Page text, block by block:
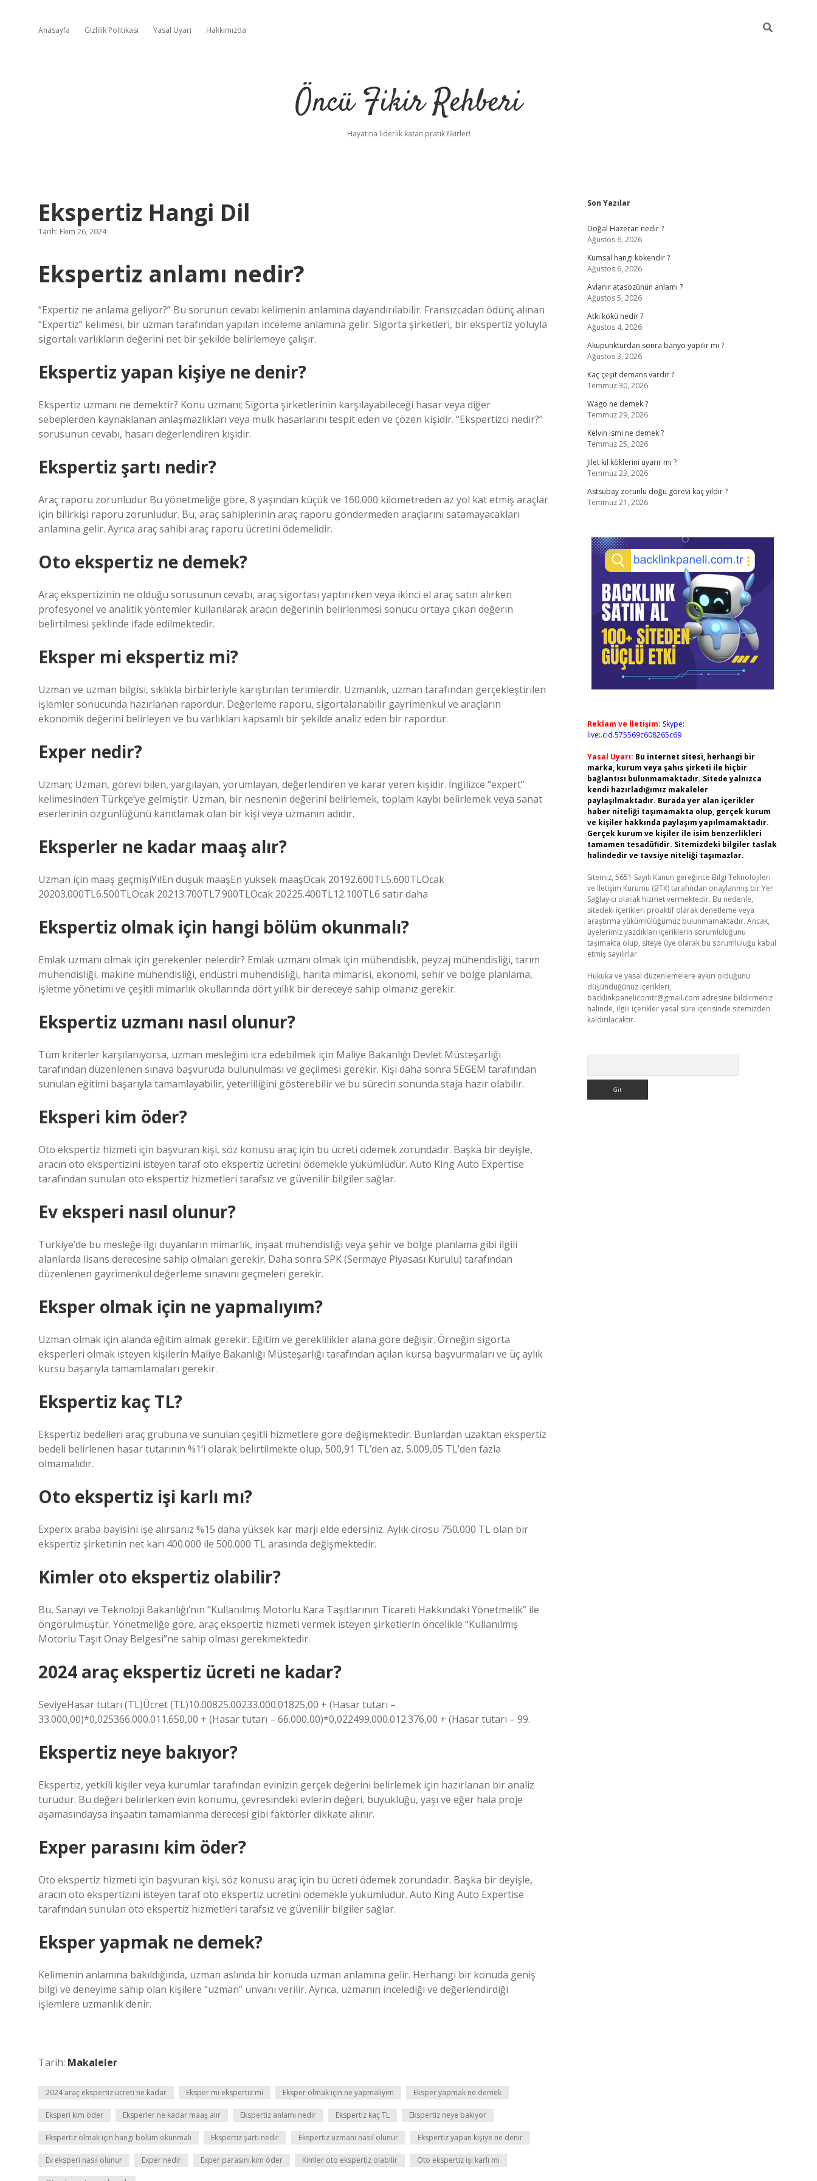
Anasayfa Gizlilik Politikası Yasal Uyarı Hakkımızda
Öncü Fikir Rehberi
Hayatına liderlik katan pratik fikirler!
Ekspertiz Hangi Dil
Tarih: Ekim 26, 2024
Ekspertiz anlamı nedir?
“Expertiz ne anlama geliyor?” Bu sorunun cevabı kelimenin anlamına dayandırılabilir. Fransızcadan ödünç alınan
“Expertiz” kelimesi, bir uzman tarafından yapılan inceleme anlamına gelir. Sigorta şirketleri, bir ekspertiz yoluyla
sigortalı varlıkların değerini net bir şekilde belirlemeye çalışır.
Ekspertiz yapan kişiye ne denir?
Ekspertiz uzmanı ne demektir? Konu uzmanı; Sigorta şirketlerinin karşılayabileceği hasar veya diğer
sebeplerden kaynaklanan anlaşmazlıkları veya mülk hasarlarını tespit eden ve çözen kişidir. “Ekspertizci nedir?”
sorusunun cevabı, hasarı değerlendiren kişidir.
Ekspertiz şartı nedir?
Araç raporu zorunludur Bu yönetmeliğe göre, 8 yaşından küçük ve 160.000 kilometreden az yol kat etmiş araçlar
için bilirkişi raporu zorunludur. Bu, araç sahiplerinin araç raporu göndermeden araçlarını satamayacakları
anlamına gelir. Ayrıca araç sahibi araç raporu ücretini ödemelidir.
Oto ekspertiz ne demek?
Araç ekspertizinin ne olduğu sorusunun cevabı, araç sigortası yaptırırken veya ikinci el araç satın alırken
profesyonel ve analitik yöntemler kullanılarak aracın değerinin belirlenmesi sonucu ortaya çıkan değerin
belirtilmesi şeklinde ifade edilmektedir.
Eksper mi ekspertiz mi?
Uzman ve uzman bilgisi, sıklıkla birbirleriyle karıştırılan terimlerdir. Uzmanlık, uzman tarafından gerçekleştirilen
işlemler sonucunda hazırlanan rapordur. Değerleme raporu, sigortalanabilir gayrimenkul ve araçların
ekonomik değerini belirleyen ve bu varlıkları kapsamlı bir şekilde analiz eden bir rapordur.
Exper nedir?
Uzman; Uzman, görevi bilen, yargılayan, yorumlayan, değerlendiren ve karar veren kişidir. İngilizce “expert”
kelimesinden Türkçe’ye gelmiştir. Uzman, bir nesnenin değerini belirlemek, toplam kaybı belirlemek veya sanat
eserlerinin özgünlüğünü kanıtlamak olan bir kişi veya uzmanın adıdır.
Eksperler ne kadar maaş alır?
Uzman için maaş geçmişiYılEn düşük maaşEn yüksek maaşOcak 20192.600TL5.600TLOcak
20203.000TL6.500TLOcak 20213.700TL7.900TLOcak 20225.400TL12.100TL6 satır daha
Ekspertiz olmak için hangi bölüm okunmalı?
Emlak uzmanı olmak için gerekenler nelerdir? Emlak uzmanı olmak için mühendislik, peyzaj mühendisliği, tarım
mühendisliği, makine mühendisliği, endüstri mühendisliği, harita mimarisi, ekonomi, şehir ve bölge planlama,
işletme yönetimi ve çeşitli mimarlık okullarında dört yıllık bir dereceye sahip olmanız gerekir.
Ekspertiz uzmanı nasıl olunur?
Tüm kriterler karşılanıyorsa, uzman mesleğini icra edebilmek için Maliye Bakanlığı Devlet Müsteşarlığı
tarafından düzenlenen sınava başvuruda bulunulması ve geçilmesi gerekir. Kişi daha sonra SEGEM tarafından
sunulan eğitimi başarıyla tamamlayabilir, yeterliliğini gösterebilir ve bu sürecin sonunda staja hazır olabilir.
Eksperi kim öder?
Oto ekspertiz hizmeti için başvuran kişi, söz konusu araç için bu ücreti ödemek zorundadır. Başka bir deyişle,
aracın oto ekspertizini isteyen taraf oto ekspertiz ücretini ödemekle yükümlüdür. Auto King Auto Expertise
tarafından sunulan oto ekspertiz hizmetleri tarafsız ve güvenilir bilgiler sağlar.
Ev eksperi nasıl olunur?
Türkiye’de bu mesleğe ilgi duyanların mimarlık, inşaat mühendisliği veya şehir ve bölge planlama gibi ilgili
alanlarda lisans derecesine sahip olmaları gerekir. Daha sonra SPK (Sermaye Piyasası Kurulu) tarafından
düzenlenen gayrimenkul değerleme sınavını geçmeleri gerekir.
Eksper olmak için ne yapmalıyım?
Uzman olmak için alanda eğitim almak gerekir. Eğitim ve gereklilikler alana göre değişir. Örneğin sigorta
eksperleri olmak isteyen kişilerin Maliye Bakanlığı Müsteşarlığı tarafından açılan kursa başvurmaları ve üç aylık
kursu başarıyla tamamlamaları gerekir.
Ekspertiz kaç TL?
Ekspertiz bedelleri araç grubuna ve sunulan çeşitli hizmetlere göre değişmektedir. Bunlardan uzaktan ekspertiz
bedeli belirlenen hasar tutarının %1’i olarak belirtilmekte olup, 500,91 TL’den az, 5.009,05 TL’den fazla
olmamalıdır.
Oto ekspertiz işi karlı mı?
Experix araba bayisini işe alırsanız %15 daha yüksek kar marjı elde edersiniz. Aylık cirosu 750.000 TL olan bir
ekspertiz şirketinin net karı 400.000 ile 500.000 TL arasında değişmektedir.
Kimler oto ekspertiz olabilir?
Bu, Sanayi ve Teknoloji Bakanlığı’nın “Kullanılmış Motorlu Kara Taşıtlarının Ticareti Hakkındaki Yönetmelik” ile
öngörülmüştür. Yönetmeliğe göre, araç ekspertiz hizmeti vermek isteyen şirketlerin öncelikle “Kullanılmış
Motorlu Taşıt Onay Belgesi”ne sahip olması gerekmektedir.
2024 araç ekspertiz ücreti ne kadar?
SeviyeHasar tutarı (TL)Ücret (TL)10.00825.00233.000.01825,00 + (Hasar tutarı –
33.000,00)*0,025366.000.011.650,00 + (Hasar tutarı – 66.000,00)*0,022499.000.012.376,00 + (Hasar tutarı – 99.
Ekspertiz neye bakıyor?
Ekspertiz, yetkili kişiler veya kurumlar tarafından evinizin gerçek değerini belirlemek için hazırlanan bir analiz
türüdür. Bu değeri belirlerken evin konumu, çevresindeki evlerin değeri, büyüklüğü, yaşı ve eğer hala proje
aşamasındaysa inşaatın tamamlanma derecesi gibi faktörler dikkate alınır.
Exper parasını kim öder?
Oto ekspertiz hizmeti için başvuran kişi, söz konusu araç için bu ücreti ödemek zorundadır. Başka bir deyişle,
aracın oto ekspertizini isteyen taraf oto ekspertiz ücretini ödemekle yükümlüdür. Auto King Auto Expertise
tarafından sunulan oto ekspertiz hizmetleri tarafsız ve güvenilir bilgiler sağlar.
Eksper yapmak ne demek?
Kelimenin anlamına bakıldığında, uzman aslında bir konuda uzman anlamına gelir. Herhangi bir konuda geniş
bilgi ve deneyime sahip olan kişilere “uzman” unvanı verilir. Ayrıca, uzmanın incelediği ve değerlendirdiği
işlemlere uzmanlık denir.
Tarih: Makaleler
2024 araç ekspertiz ücreti ne kadar Eksper mi ekspertiz mi Eksper olmak için ne yapmalıyım Eksper yapmak ne demek
Eksperi kim öder Eksperler ne kadar maaş alır Ekspertiz anlamı nedir Ekspertiz kaç TL Ekspertiz neye bakıyor
Ekspertiz olmak için hangi bölüm okunmalı Ekspertiz şartı nedir Ekspertiz uzmanı nasıl olunur Ekspertiz yapan kişiye ne denir
Ev eksperi nasıl olunur Exper nedir Exper parasını kim öder Kimler oto ekspertiz olabilir Oto ekspertiz işi karlı mı
Sidebar
Son Yazılar
Doğal Hazeran nedir ?
Ağustos 6, 2026
Kumsal hangi kökendir ?
Ağustos 6, 2026
Avlanır atasözünün anlamı ?
Ağustos 5, 2026
Atkı kökü nedir ?
Ağustos 4, 2026
Akupunkturdan sonra banyo yapılır mı ?
Ağustos 3, 2026
Kaç çeşit demans vardır ?
Temmuz 30, 2026
Wago ne demek ?
Temmuz 29, 2026
Kelvin ismi ne demek ?
Temmuz 25, 2026
Jilet kıl köklerini uyarır mı ?
Temmuz 23, 2026
Astsubay zorunlu doğu görevi kaç yıldır ?
Temmuz 21, 2026
Reklam ve İletişim: Skype:
live:.cid.575569c608265c69
Yasal Uyarı: Bu internet sitesi, herhangi bir
marka, kurum veya şahıs şirketi ile hiçbir
bağlantısı bulunmamaktadır. Sitede yalnızca
kendi hazırladığımız makaleler
paylaşılmaktadır. Burada yer alan içerikler
haber niteliği taşımamakta olup, gerçek kurum
ve kişiler hakkında paylaşım yapılmamaktadır.
Gerçek kurum ve kişiler ile isim benzerlikleri
tamamen tesadüfidir. Sitemizdeki bilgiler taslak
halindedir ve tavsiye niteliği taşımazlar.
Sitemiz, 5651 Sayılı Kanun gereğince Bilgi Teknolojileri
ve İletişim Kurumu (BTK) tarafından onaylanmış bir Yer
Sağlayıcı olarak hizmet vermektedir. Bu nedenle,
sitedeki içerikleri proaktif olarak denetleme veya
araştırma yükümlülüğümüz bulunmamaktadır. Ancak,
üyelerimiz yazdıkları içeriklerin sorumluluğunu
taşımakta olup, siteye üye olarak bu sorumluluğu kabul
etmiş sayılırlar.
Hukuka ve yasal düzenlemelere aykırı olduğunu
düşündüğünüz içerikleri,
backlinkpanelicomtr@gmail.com adresine bildirmeniz
halinde, ilgili içerikler yasal süre içerisinde sitemizden
kaldırılacaktır.
ilbet girişhttps://betexpergiris.casino/